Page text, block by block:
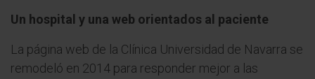
Un hospital y una web orientados al paciente
La página web de la Clínica Universidad de Navarra se
remodeló en 2014 para responder mejor a las